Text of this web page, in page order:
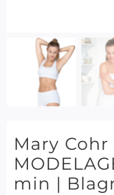
Mary Cohr
min |